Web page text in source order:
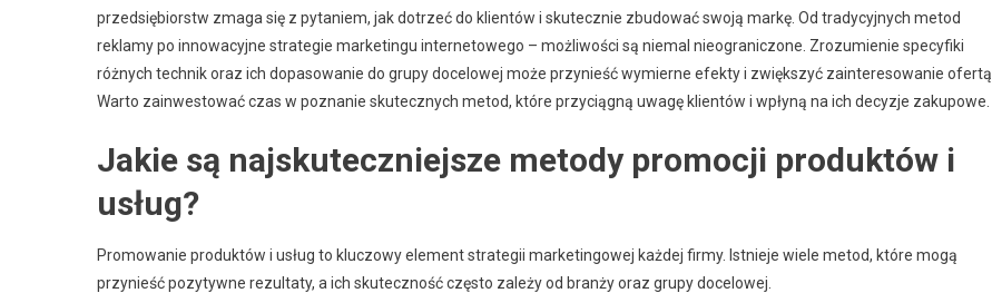
przedsiębiorstw zmaga się z pytaniem, jak dotrzeć do klientów i skutecznie zbudować swoją markę. Od tradycyjnych metod
reklamy po innowacyjne strategie marketingu internetowego – możliwości są niemal nieograniczone. Zrozumienie specyfiki
różnych technik oraz ich dopasowanie do grupy docelowej może przynieść wymierne efekty i zwiększyć zainteresowanie ofertą.
Warto zainwestować czas w poznanie skutecznych metod, które przyciągną uwagę klientów i wpłyną na ich decyzje zakupowe.
Jakie są najskuteczniejsze metody promocji produktów i
usług?
Promowanie produktów i usług to kluczowy element strategii marketingowej każdej firmy. Istnieje wiele metod, które mogą
przynieść pozytywne rezultaty, a ich skuteczność często zależy od branży oraz grupy docelowej.